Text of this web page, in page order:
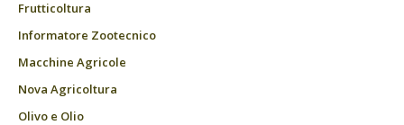
Frutticoltura
Informatore Zootecnico
Macchine Agricole
Nova Agricoltura
Olivo e Olio